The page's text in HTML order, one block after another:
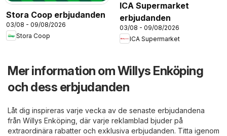
Stora Coop erbjudanden
03/08 - 09/08/2026
Stora Coop
ICA Supermarket
erbjudanden
03/08 - 09/08/2026
ICA Supermarket
Mer information om Willys Enköping
och dess erbjudanden
Låt dig inspireras varje vecka av de senaste erbjudandena
från Willys Enköping, där varje reklamblad bjuder på
extraordinära rabatter och exklusiva erbjudanden. Titta igenom